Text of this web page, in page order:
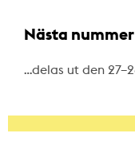
Nästa
…delas ut den